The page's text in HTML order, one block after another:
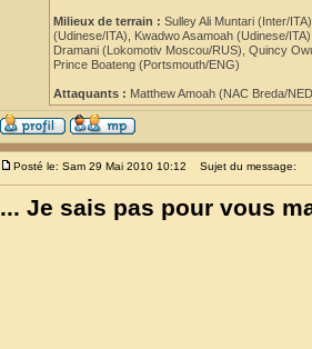
Milieux de terrain : Sulley Ali Muntari (Inter/
(Udinese/ITA), Kwadwo Asamoah (Udinese/
Dramani (Lokomotiv Moscou/RUS), Quincy
Prince Boateng (Portsmouth/ENG)
Attaquants : Matthew Amoah (NAC Breda/
Posté le: Sam 29 Mai 2010 10:12 Sujet du message:
... Je sais pas pour vous